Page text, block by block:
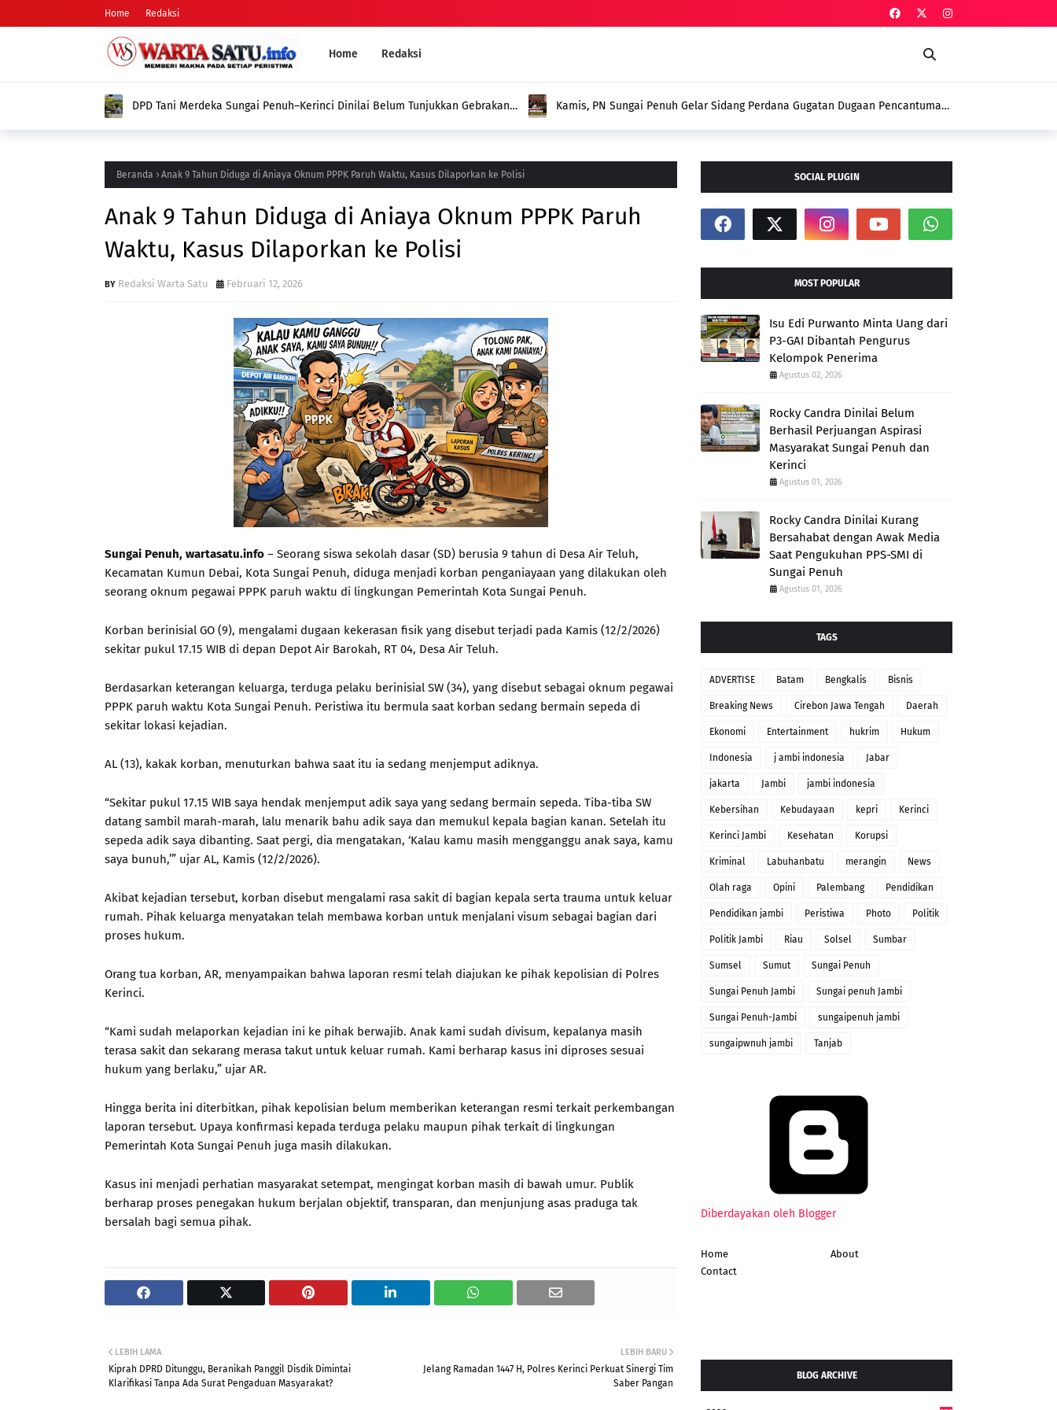
Home Redaksi
Home Redaksi
DPD Tani Merdeka Sungai Penuh–Kerinci Dinilai Belum Tunjukkan Gebrakan
Kamis, PN Sungai Penuh Gelar Sidang Perdana Gugatan Dugaan Pencantuman
Beranda Anak 9 Tahun Diduga di Aniaya Oknum PPPK Paruh Waktu, Kasus Dilaporkan ke Polisi
Anak 9 Tahun Diduga di Aniaya Oknum PPPK Paruh
Waktu, Kasus Dilaporkan ke Polisi
Redaksi Warta Satu Februari 12, 2026
Sungai Penuh, wartasatu.info – Seorang siswa sekolah dasar (SD) berusia 9 tahun di Desa Air Teluh,
Kecamatan Kumun Debai, Kota Sungai Penuh, diduga menjadi korban penganiayaan yang dilakukan oleh
seorang oknum pegawai PPPK paruh waktu di lingkungan Pemerintah Kota Sungai Penuh.
Korban berinisial GO (9), mengalami dugaan kekerasan fisik yang disebut terjadi pada Kamis (12/2/2026)
sekitar pukul 17.15 WIB di depan Depot Air Barokah, RT 04, Desa Air Teluh.
Berdasarkan keterangan keluarga, terduga pelaku berinisial SW (34), yang disebut sebagai oknum pegawai
PPPK paruh waktu Kota Sungai Penuh. Peristiwa itu bermula saat korban sedang bermain sepeda di
sekitar lokasi kejadian.
AL (13), kakak korban, menuturkan bahwa saat itu ia sedang menjemput adiknya.
“Sekitar pukul 17.15 WIB saya hendak menjemput adik saya yang sedang bermain sepeda. Tiba-tiba SW
datang sambil marah-marah, lalu menarik bahu adik saya dan memukul kepala bagian kanan. Setelah itu
sepeda adik saya dibanting. Saat pergi, dia mengatakan, ‘Kalau kamu masih mengganggu anak saya, kamu
saya bunuh,’” ujar AL, Kamis (12/2/2026).
Akibat kejadian tersebut, korban disebut mengalami rasa sakit di bagian kepala serta trauma untuk keluar
rumah. Pihak keluarga menyatakan telah membawa korban untuk menjalani visum sebagai bagian dari
proses hukum.
Orang tua korban, AR, menyampaikan bahwa laporan resmi telah diajukan ke pihak kepolisian di Polres
Kerinci.
“Kami sudah melaporkan kejadian ini ke pihak berwajib. Anak kami sudah divisum, kepalanya masih
terasa sakit dan sekarang merasa takut untuk keluar rumah. Kami berharap kasus ini diproses sesuai
hukum yang berlaku,” ujar AR.
Hingga berita ini diterbitkan, pihak kepolisian belum memberikan keterangan resmi terkait perkembangan
laporan tersebut. Upaya konfirmasi kepada terduga pelaku maupun pihak terkait di lingkungan
Pemerintah Kota Sungai Penuh juga masih dilakukan.
Kasus ini menjadi perhatian masyarakat setempat, mengingat korban masih di bawah umur. Publik
berharap proses penegakan hukum berjalan objektif, transparan, dan menjunjung asas praduga tak
bersalah bagi semua pihak.
LEBIH BARU
Jelang Ramadan 1447 H, Polres Kerinci Perkuat Sinergi Tim
Saber Pangan
LEBIH LAMA
Kiprah DPRD Ditunggu, Beranikah Panggil Disdik Dimintai
Klarifikasi Tanpa Ada Surat Pengaduan Masyarakat?
SOCIAL PLUGIN
MOST POPULAR
Isu Edi Purwanto Minta Uang dari
P3-GAI Dibantah Pengurus
Kelompok Penerima
Agustus 02, 2026
Rocky Candra Dinilai Belum
Berhasil Perjuangan Aspirasi
Masyarakat Sungai Penuh dan
Kerinci
Agustus 01, 2026
Rocky Candra Dinilai Kurang
Bersahabat dengan Awak Media
Saat Pengukuhan PPS-SMI di
Sungai Penuh
Agustus 01, 2026
TAGS
ADVERTISE Batam Bengkalis Bisnis
Breaking News Cirebon Jawa Tengah Daerah
Ekonomi Entertainment hukrim Hukum
Indonesia j ambi indonesia Jabar
jakarta Jambi jambi indonesia
Kebersihan Kebudayaan kepri Kerinci
Kerinci Jambi Kesehatan Korupsi
Kriminal Labuhanbatu merangin News
Olah raga Opini Palembang Pendidikan
Pendidikan jambi Peristiwa Photo Politik
Politik Jambi Riau Solsel Sumbar
Sumsel Sumut Sungai Penuh
Sungai Penuh Jambi Sungai penuh Jambi
Sungai Penuh-Jambi sungaipenuh jambi
sungaipwnuh jambi Tanjab
Diberdayakan oleh Blogger
Home
About
Contact
BLOG ARCHIVE